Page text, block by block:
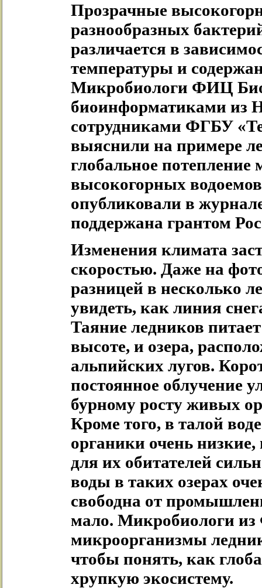
Прозрачные
разнообразных
различается в
температуры и
Микробиологи ФИЦ
биоинформатиками из
сотрудниками ФГБУ
выяснили на примере
глобальное потепление
высокогорных
опубликовали в
поддержана грантом
Изменения климата
скоростью. Даже на
разницей в несколько
увидеть, как линия
Таяние ледников
высоте, и озера,
альпийских лугов.
постоянное облучение
бурному росту живых
Кроме того, в талой
органики очень
для их обитателей
воды в таких озерах
свободна от
мало. Микробиологи
микроорганизмы
чтобы понять, как
хрупкую экосистему.